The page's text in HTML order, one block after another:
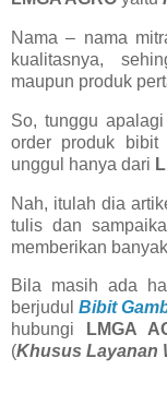
Nama – nama
kualitasnya,
maupun produk
So, tunggu
order produk bibit
unggul hanya dari
Nah, itulah dia
tulis dan
memberikan
Bila masih ada
berjudul Bibit
hubungi
LMGA
(Khusus Layanan